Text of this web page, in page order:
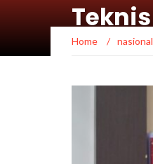
Teknis
Home / nasional